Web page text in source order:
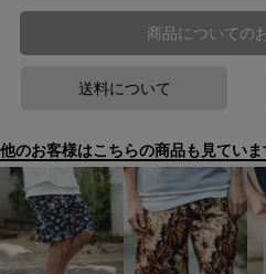
商品についての
送料について
他のお客様はこちらの商品も見ていま